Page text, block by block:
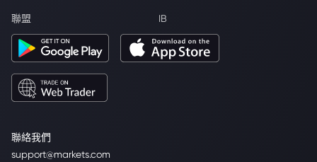
聯絡我們
support@markets.com
聯盟 IB